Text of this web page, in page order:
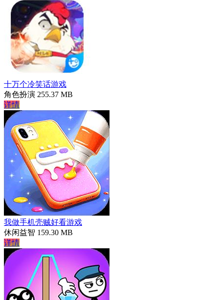
十万个冷笑话游戏
角色扮演 255.37 MB
详情
我做手机壳贼好看游戏
休闲益智 159.30 MB
详情